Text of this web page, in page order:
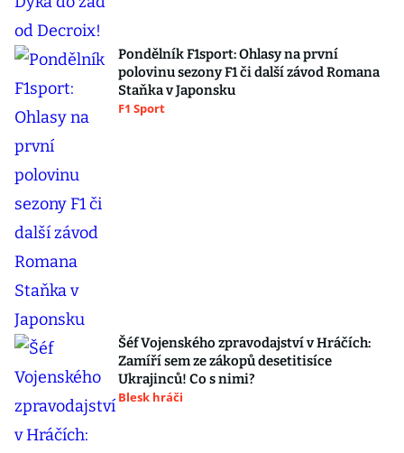
Pondělník F1sport: Ohlasy na první
polovinu sezony F1 či další závod Romana
Staňka v Japonsku
F1 Sport
Šéf Vojenského zpravodajství v Hráčích:
Zamíří sem ze zákopů desetitisíce
Ukrajinců! Co s nimi?
Blesk hráči